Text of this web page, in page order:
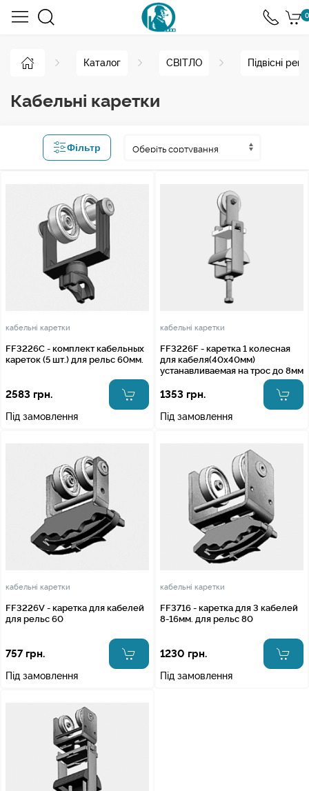
0
Каталог СВІТЛО Підвісні
Кабельні каретки
Фільтр
кабельні каретки
FF3226C - комплект кабельных
кареток (5 шт.) для рельс 60мм.
2583 грн.
Під замовлення
кабельні каретки
FF3226F - каретка 1 колесная
для кабеля(40х40мм)
устанавливаемая на трос до 8мм
1353 грн.
Під замовлення
кабельні каретки
FF3226V - каретка для кабелей
для рельс 60
757 грн.
Під замовлення
кабельні каретки
FF3716 - каретка для 3 кабелей
8-16мм. для рельс 80
1230 грн.
Під замовлення